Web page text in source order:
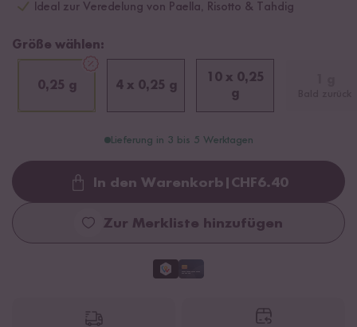
Ideal zur Veredelung von Paella, Risotto & Tahdig
Größe wählen:
0,25 g 4 x 0,25 g
10 x 0,25
g
Lieferung in 3 bis 5 Werktagen
Loading...
In den Warenkorb CHF6.40
Zur Merkliste hinzufügen